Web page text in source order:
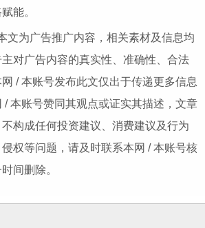
能。
为广告推广内容，相关素材及信息均
对广告内容的真实性、准确性、合法
/ 本账号发布此文仅出于传递更多信息
/ 本账号赞同其观点或证实其描述，文章
构成任何投资建议、消费建议及行为
权等问题，请及时联系本网 / 本账号核
间删除。